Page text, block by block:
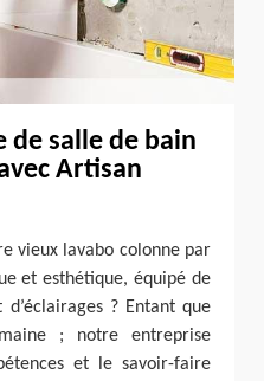
de salle de bain
Artisan
vieux lavabo colonne par
et esthétique, équipé de
? Entant que
; notre entreprise
et le savoir-faire